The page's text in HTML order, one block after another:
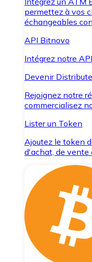
permettez à vos
échangeables
API Bitnovo
Intégrez notre
Devenir
Rejoignez notre
commercialisez
Lister un Token
Ajoutez le token
d'achat, de vente